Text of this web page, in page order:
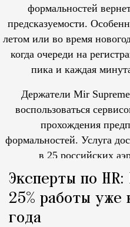
формальностей
предсказуемости.
летом или во время
когда очереди на
пика и каждая
Держатели Mir
воспользоваться
прохождения
формальностей. Услуга
в 25 российских
Эксперты по
25% работы уже
года